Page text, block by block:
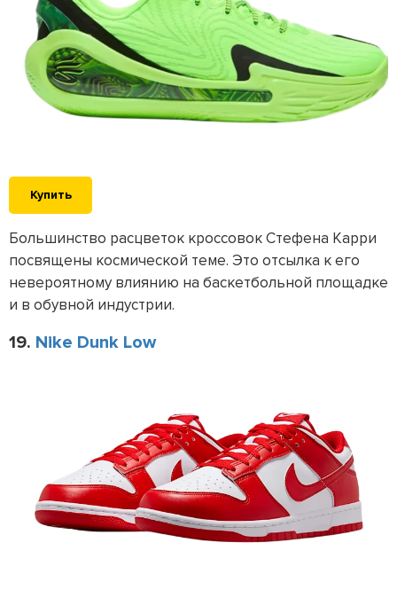
Купить
Большинство расцветок кроссовок Стефена Карри
посвящены космической теме. Это отсылка к его
невероятному влиянию на баскетбольной площадке
и в обувной индустрии.
19. Nike Dunk Low